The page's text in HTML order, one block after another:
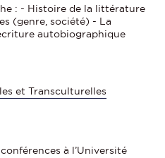
: - Histoire de la littérature
(genre, société) - La
autobiographique
et Transculturelles
à l’Université